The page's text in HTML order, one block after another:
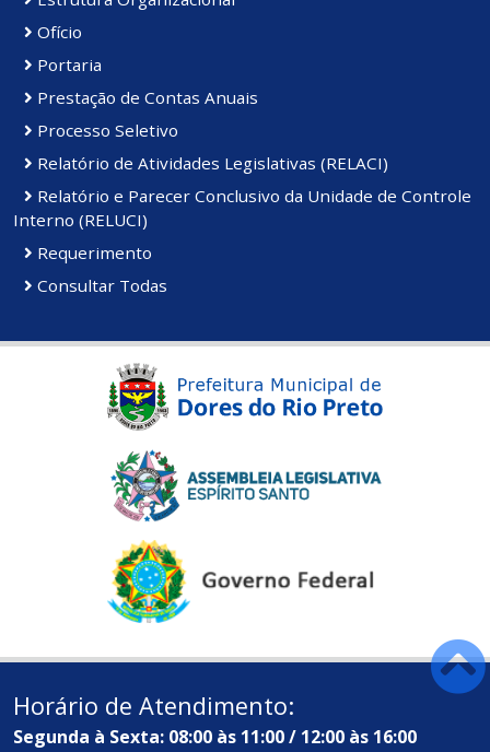
Ofício
Portaria
Prestação de Contas Anuais
Processo Seletivo
Relatório de Atividades Legislativas (RELACI)
Relatório e Parecer Conclusivo da Unidade de Controle
Interno (RELUCI)
Requerimento
Consultar Todas
Horário de Atendimento:
Segunda à Sexta: 08:00 às 11:00 / 12:00 às 16:00